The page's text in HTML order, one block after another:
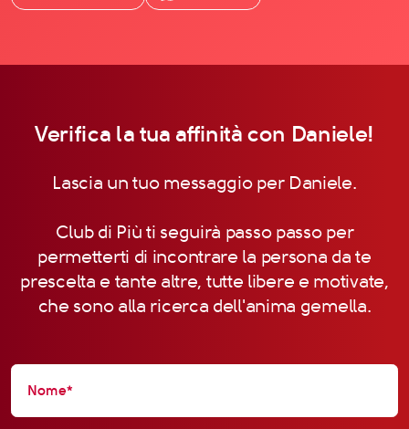
Verifica la tua affinità con Daniele!
Lascia un tuo messaggio per Daniele.
Club di Più ti seguirà passo passo per
permetterti di incontrare la persona da te
prescelta e tante altre, tutte libere e motivate,
che sono alla ricerca dell'anima gemella.